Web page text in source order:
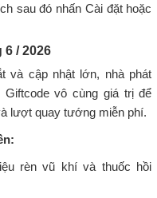
sau đó nhấn Cài đặt hoặc
/ 2026
và cập nhật lớn, nhà phát
vô cùng giá trị để
lượt quay tướng miễn phí.
rèn vũ khí và thuốc hồi